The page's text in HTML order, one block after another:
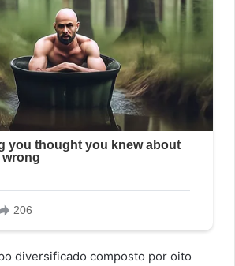
diversificado composto por oito